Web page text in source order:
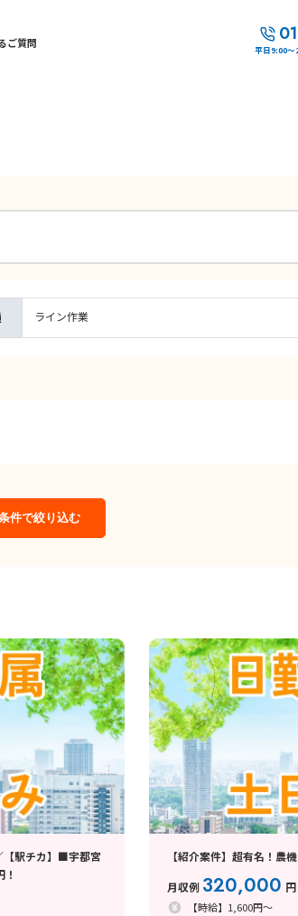
ご質問
平日9:00
ライン作業
件で絞り込む
【駅チカ】■宇都宮
【紹介案件】超有名！農
月収例 320,000 円
【時給】1,600円～